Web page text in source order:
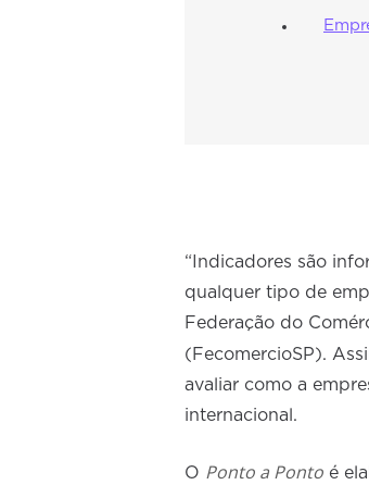
“Indicadores são
qualquer tipo de
Federação do
(FecomercioSP).
avaliar como a
internacional.
O Ponto a Ponto é